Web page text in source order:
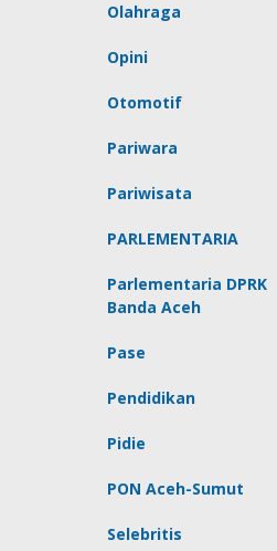
Olahraga
Opini
Otomotif
Pariwara
Pariwisata
PARLEMENTARIA
Parlementaria DPRK
Banda Aceh
Pase
Pendidikan
Pidie
PON Aceh-Sumut
Selebritis